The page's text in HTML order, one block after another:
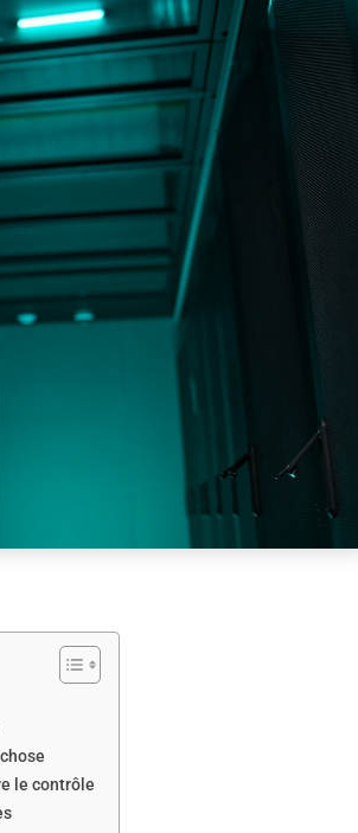
le contrôle